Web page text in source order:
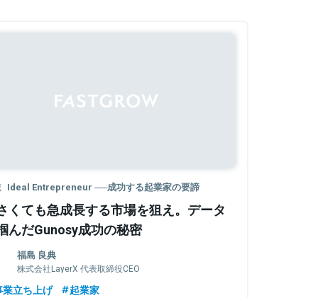
Ideal Entrepreneur ──成功する起業家の要諦
くても急成長する市場を狙え。データ
んだGunosy成功の秘密
福島 良典
株式会社LayerX 代表取締役CEO
業立ち上げ
起業家